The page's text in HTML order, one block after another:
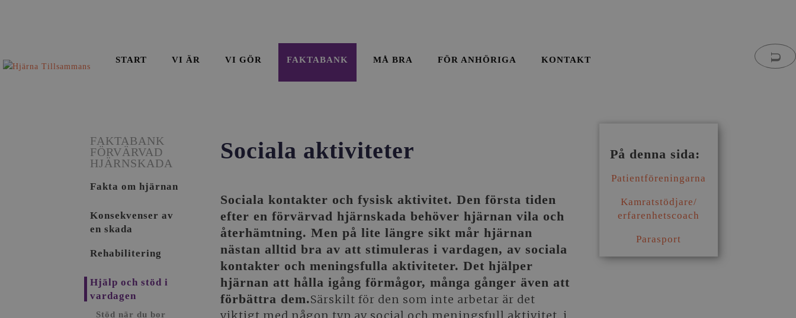
START VI ÄR VI GÖR FAKTABANK MÅ BRA FÖR ANHÖRIGA KONTAKT
FAKTABANK
FÖRVÄRVAD
HJÄRNSKADA
Fakta om hjärnan
Konsekvenser av
en skada
Rehabilitering
Hjälp och stöd i
vardagen
Stöd när du bor
Sociala aktiviteter
Sociala kontakter och fysisk aktivitet. Den första tiden
efter en förvärvad hjärnskada behöver hjärnan vila och
återhämtning. Men på lite längre sikt mår hjärnan
nästan alltid bra av att stimuleras i vardagen, av sociala
kontakter och meningsfulla aktiviteter. Det hjälper
hjärnan att hålla igång förmågor, många gånger även att
förbättra dem.Särskilt för den som inte arbetar är det
viktigt med någon typ av social och meningsfull aktivitet, i
På denna sida:
Patientföreningarna
Kamratstödjare/
erfarenhetscoach
Parasport